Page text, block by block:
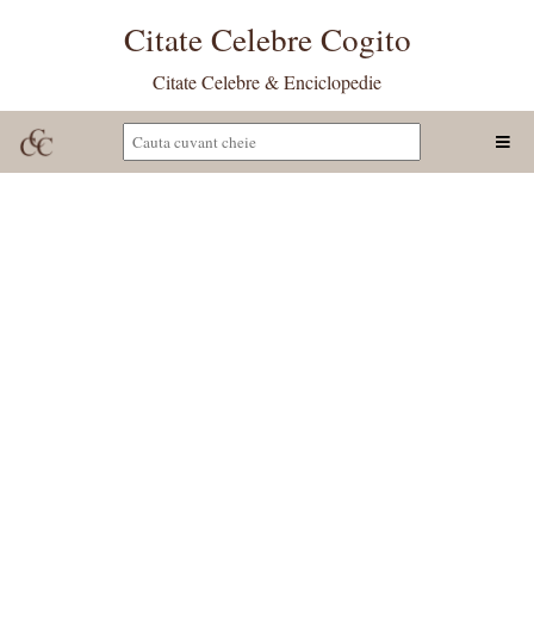
Citate Celebre Cogito
Citate Celebre & Enciclopedie